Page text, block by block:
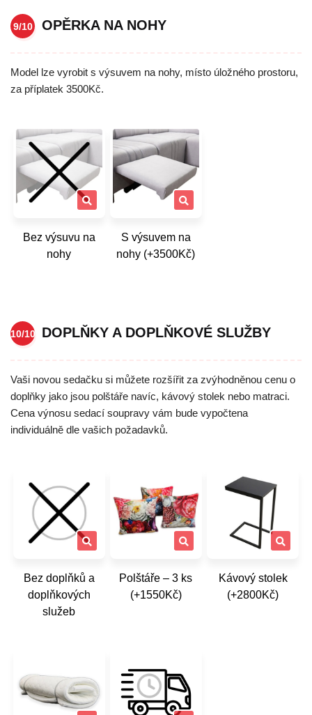
9/10 OPĚRKA NA NOHY
Model lze vyrobit s výsuvem na nohy, místo úložného prostoru,
za příplatek 3500Kč.
Bez výsuvu na
nohy
S výsuvem na
nohy (+3500Kč)
10/10 DOPLŇKY A DOPLŇKOVÉ SLUŽBY
Vaši novou sedačku si můžete rozšířit za zvýhodněnou cenu o
doplňky jako jsou polštáře navíc, kávový stolek nebo matraci.
Cena výnosu sedací soupravy vám bude vypočtena
individuálně dle vašich požadavků.
Bez doplňků a
doplňkových
služeb
Polštáře – 3 ks
(+1550Kč)
Kávový stolek
(+2800Kč)